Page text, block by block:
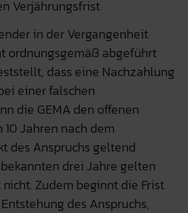
Verjährungsfrist
in der Vergangenheit
ordnungsgemäß abgeführt
dass eine Nachzahlung
einer falschen
die GEMA den offenen
Jahren nach dem
des Anspruchs geltend
drei Jahre gelten
Zudem beginnt die Frist
des Anspruchs,